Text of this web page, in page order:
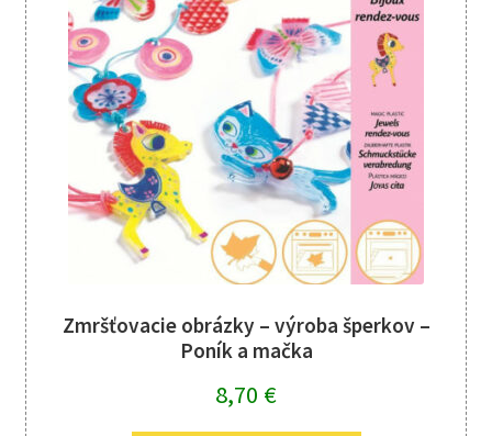
Zmršťovacie obrázky – výroba šperkov –
Poník a mačka
8,70 €